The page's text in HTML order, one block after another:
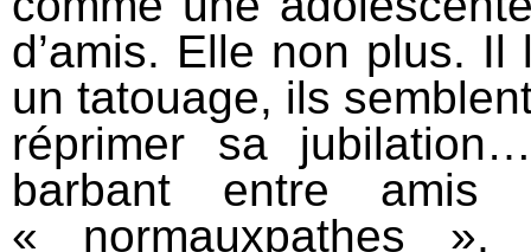
d’amis. Elle non plus.
un tatouage, ils
réprimer sa
barbant entre amis
« normauxpathes »,